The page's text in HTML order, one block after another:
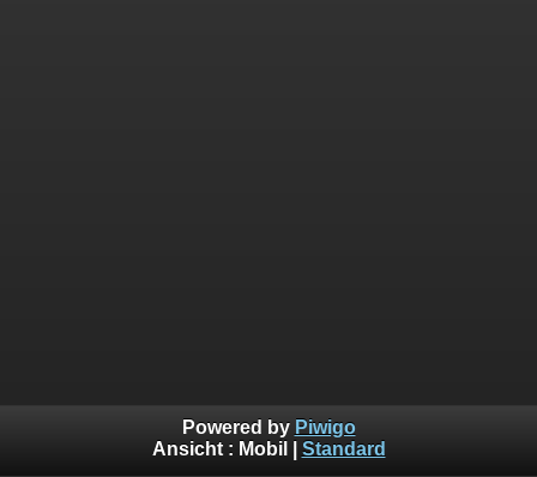
Powered by Piwigo
Ansicht : Mobil Standard